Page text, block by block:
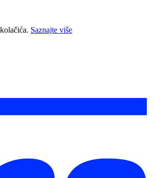
Saznajte više